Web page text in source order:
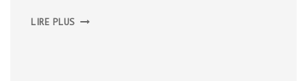
LIRE PLUS JUILLET